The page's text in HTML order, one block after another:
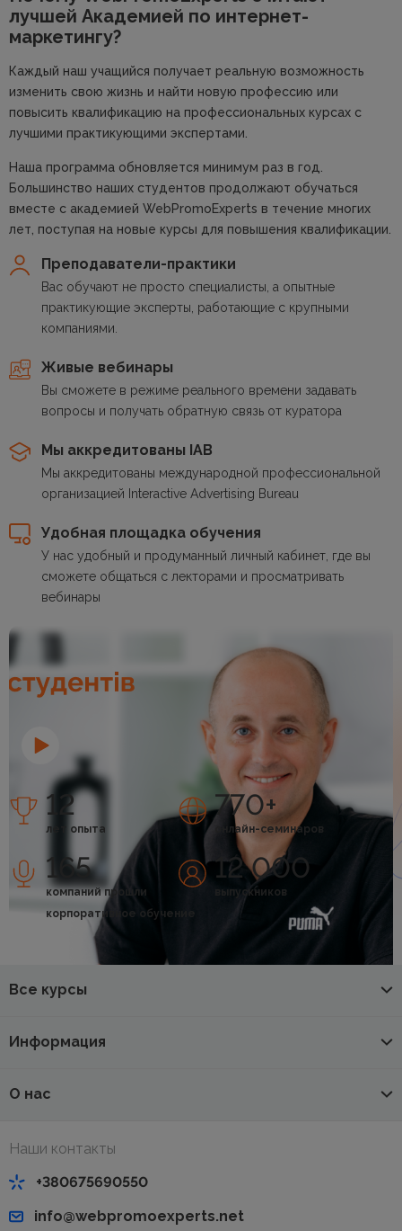
лучшей Академией по интернет-
маркетингу?
Каждый наш учащийся получает реальную возможность
изменить свою жизнь и найти новую профессию или
повысить квалификацию на профессиональных курсах с
лучшими практикующими экспертами.
Наша программа обновляется минимум раз в год.
Большинство наших студентов продолжают обучаться
вместе с академией WebPromoExperts в течение многих
лет, поступая на новые курсы для повышения квалификации.
Преподаватели-практики
Вас обучают не просто специалисты, а опытные
практикующие эксперты, работающие с крупными
компаниями.
Живые вебинары
Вы сможете в режиме реального времени задавать
вопросы и получать обратную связь от куратора
Мы аккредитованы IAB
Мы аккредитованы международной профессиональной
организацией Interactive Advertising Bureau
Удобная площадка обучения
У нас удобный и продуманный личный кабинет, где вы
сможете общаться с лекторами и просматривать
вебинары
12
лет опыта
770+
онлайн-семинаров
165
компаний прошли
корпоративное обучение
12 000
выпускников
Все курсы
Информация
О нас
Наши контакты
+380675690550
info@webpromoexperts.net